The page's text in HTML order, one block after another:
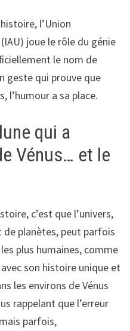
l’Union
joue le rôle du génie
le nom de
geste qui prouve que
l’humour a sa place.
qui a
Vénus… et le
c’est que l’univers,
de planètes, peut parfois
plus humaines, comme
son histoire unique et
les environs de Vénus
rappelant que l’erreur
parfois,